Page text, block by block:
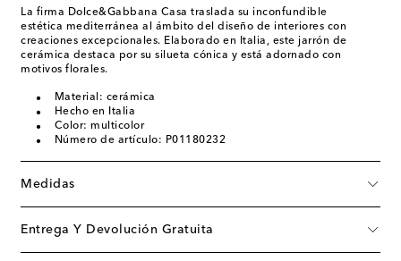
La firma Dolce&Gabbana Casa traslada su inconfundible
estética mediterránea al ámbito del diseño de interiores con
creaciones excepcionales. Elaborado en Italia, este jarrón de
cerámica destaca por su silueta cónica y está adornado con
motivos florales.
Material: cerámica
Hecho en Italia
Color: multicolor
Número de artículo: P01180232
Medidas
Entrega Y Devolución Gratuita